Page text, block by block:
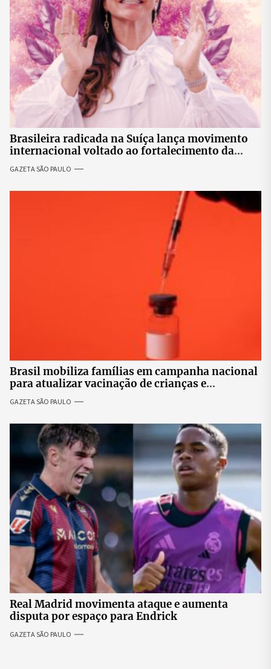
Brasileira radicada na Suíça lança movimento
internacional voltado ao fortalecimento da
identidade feminina
GAZETA SÃO PAULO
Brasil mobiliza famílias em campanha nacional
para atualizar vacinação de crianças e
adolescentes
GAZETA SÃO PAULO
Real Madrid movimenta ataque e aumenta
disputa por espaço para Endrick
GAZETA SÃO PAULO